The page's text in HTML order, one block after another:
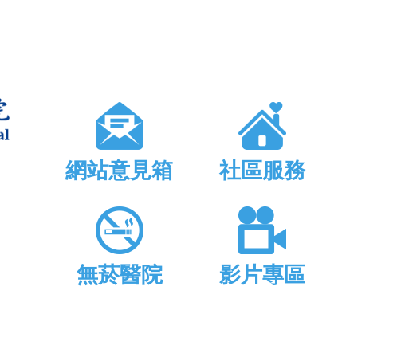
網站意見箱 社區服務
無菸醫院 影片專區